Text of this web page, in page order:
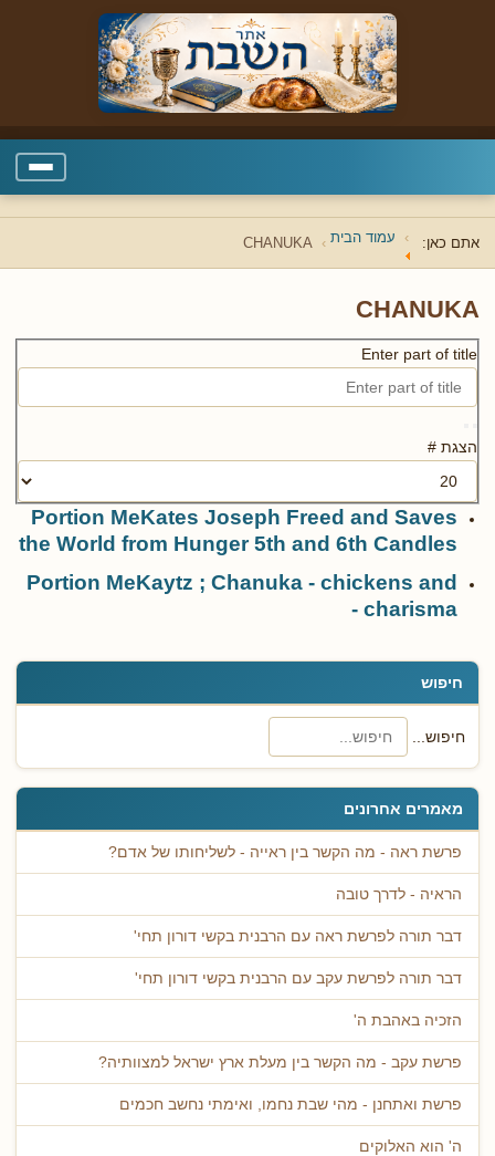
אתם כאן: עמוד הבית CHANUKA
חיפוש
חיפוש...
מאמרים אחרונים
פרשת ראה - מה הקשר בין ראייה - לשליחותו של אדם?
הראיה - לדרך טובה
דבר תורה לפרשת ראה עם הרבנית בקשי דורון תחי'
דבר תורה לפרשת עקב עם הרבנית בקשי דורון תחי'
הזכיה באהבת ה'
פרשת עקב - מה הקשר בין מעלת ארץ ישראל למצוותיה?
פרשת ואתחנן - מהי שבת נחמו, ואימתי נחשב חכמים
ה' הוא האלוקים
CHANUKA
Enter part of title
הצגת #
Portion MeKates Joseph Freed and Saves
the World from Hunger 5th and 6th Candles
Portion MeKaytz ; Chanuka - chickens and
charisma -